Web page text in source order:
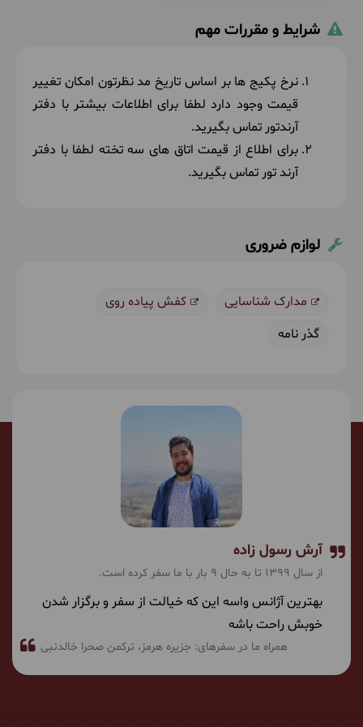
شرایط و مقررات مهم
نرخ پکیج ها بر اساس تاریخ مد نظرتون امکان تغییر
قیمت وجود دارد لطفا برای اطلاعات بیشتر با دفتر
آرندتور تماس بگیرید.
برای اطلاع از قیمت اتاق های سه تخته لطفا با دفتر
آرند تور تماس بگیرید.
لوازم ضروری
مدارک شناسایی
کفش پیاده روی
گذر نامه
آرش رسول زاده
از سال 1399 تا به حال 9 بار با ما سفر کرده است.
بهترین آژانس واسه این که خیالت از سفر و برگزار شدن
خوبش راحت باشه
همراه ما در سفرهای: جزیره هرمز ترکمن صحرا خالدنبی